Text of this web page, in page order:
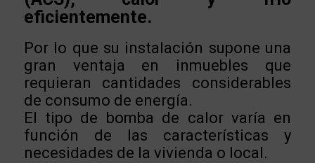
eficientemente.
Por lo que su instalación supone una
gran ventaja en inmuebles que
requieran cantidades considerables
de consumo de energía.
El tipo de bomba de calor varía en
función de las características y
necesidades de la vivienda o local.